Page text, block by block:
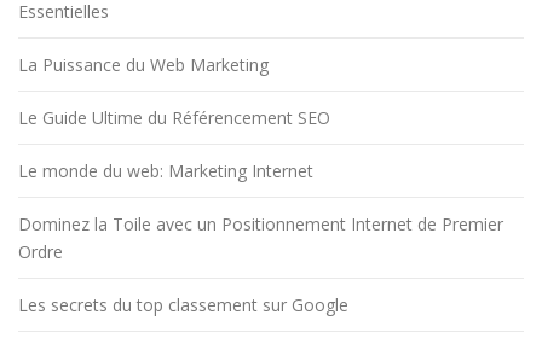
Essentielles
La Puissance du Web Marketing
Le Guide Ultime du Référencement SEO
Le monde du web: Marketing Internet
Dominez la Toile avec un Positionnement Internet de Premier
Ordre
Les secrets du top classement sur Google